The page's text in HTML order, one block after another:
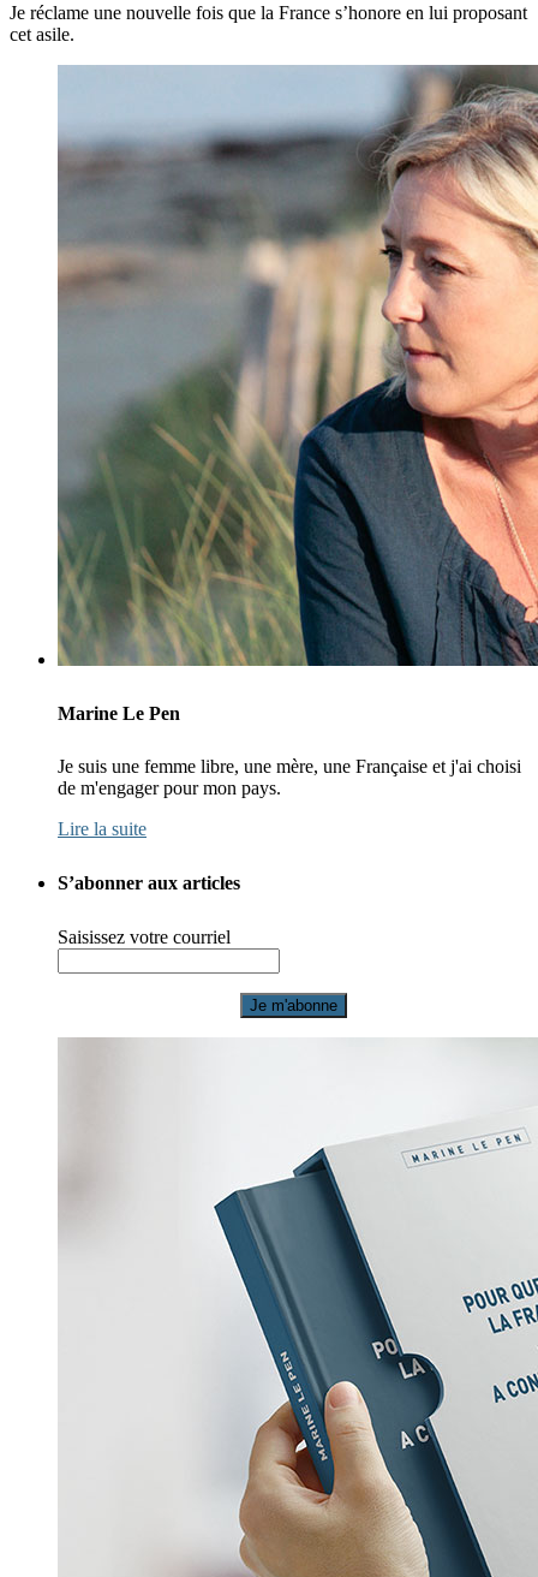
Je réclame une nouvelle fois que la France s’honore en lui proposant
cet asile.
Marine Le Pen
Je suis une femme libre, une mère, une Française et j'ai choisi
de m'engager pour mon pays.
Lire la suite
S’abonner aux articles
Saisissez votre courriel
Je m'abonne